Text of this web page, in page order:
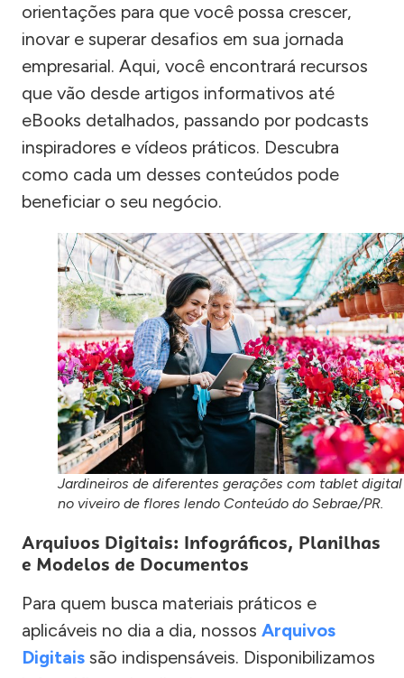
orientações para que você possa crescer,
inovar e superar desafios em sua jornada
empresarial. Aqui, você encontrará recursos
que vão desde artigos informativos até
eBooks detalhados, passando por podcasts
inspiradores e vídeos práticos. Descubra
como cada um desses conteúdos pode
beneficiar o seu negócio.
Jardineiros de diferentes gerações com tablet digital
no viveiro de flores lendo Conteúdo do Sebrae/PR.
Arquivos Digitais: Infográficos, Planilhas
e Modelos de Documentos
Para quem busca materiais práticos e
aplicáveis no dia a dia, nossos Arquivos
Digitais são indispensáveis. Disponibilizamos